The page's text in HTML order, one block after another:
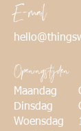
E-mail
Openingstijden
Maandag
Dinsdag
Woensdag